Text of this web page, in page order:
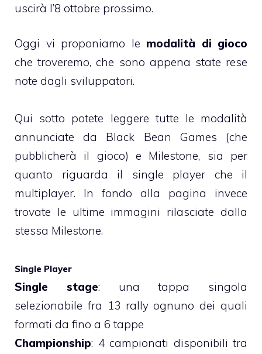
uscirà l’8 ottobre prossimo.
Oggi vi proponiamo le modalità di gioco
che troveremo, che sono appena state rese
note dagli sviluppatori.
Qui sotto potete leggere tutte le modalità
annunciate da Black Bean Games (che
pubblicherà il gioco) e Milestone, sia per
quanto riguarda il single player che il
multiplayer. In fondo alla pagina invece
trovate le ultime immagini rilasciate dalla
stessa Milestone.
Single Player
Single stage: una tappa singola
selezionabile fra 13 rally ognuno dei quali
formati da fino a 6 tappe
Championship: 4 campionati disponibili tra